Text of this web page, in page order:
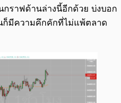
กราฟด้านล่างนี้อีกด้วย บ่งบอก
ก็มีความคึกคักที่ไม่แพ้ตลาด